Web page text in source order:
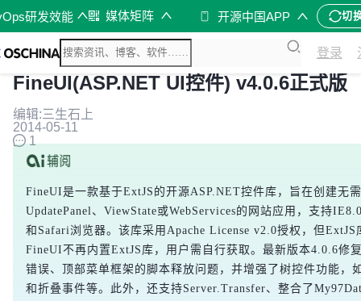
研发效能 媒体矩阵 开源中国APP 切
登录
FineUI(ASP.NET UI控件) v4.0.6正式版
编辑:三生石上
2014-05-11
1
FineUI是一款基于ExtJS的开源ASP.NET控件库，旨在创建无
UpdatePanel、ViewState或WebServices的网站应用，支持
和Safari浏览器。该库采用Apache License v2.0授权，但
FineUI不再内置ExtJS库，用户需自行获取。最新版本4.0.6修
错误、顶部菜单框架的脚本释放问题，并增强了树控件功能，
和折叠事件等。此外，还支持Server.Transfer、整合了